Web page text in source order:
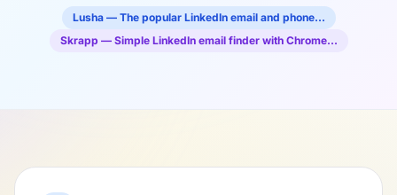
Lusha — The popular LinkedIn email and phone…
Skrapp — Simple LinkedIn email finder with Chrome…